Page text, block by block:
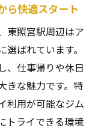
心ポイントと
の秘訣
施設サポート
ム比較ポイン
ら快適スタート
東照宮駅周辺はア
ばれています。
、仕事帰りや休日
きな魅力です。特
利用が可能なジム
トライできる環境